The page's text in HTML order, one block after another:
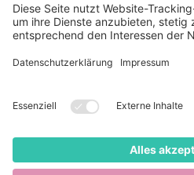
Kontakt
089 233-21172
volkskultur@muenchen.de
Volkskultur auf Facebook
VolkskulturVolkskultur